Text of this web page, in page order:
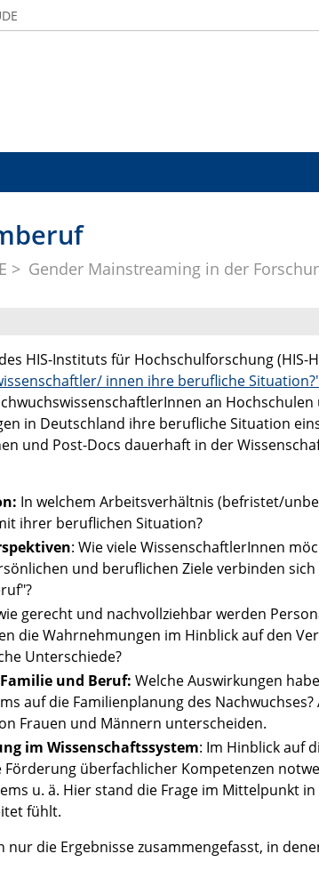
Gender Mainstreaming in der
HIS-Instituts für Hochschulforschung (HIS-
innen ihre berufliche
an
in Deutschland ihre berufliche Situation
und Post-Docs dauerhaft in der
In welchem Arbeitsverhältnis (befristet/
ihrer beruflichen Situation?
: Wie viele WissenschaftlerInnen
und beruflichen Ziele verbinden
gerecht und nachvollziehbar werden
die Wahrnehmungen im Hinblick auf den
Unterschiede?
und Beruf: Welche Auswirkungen
auf die Familienplanung des
Frauen und Männern unterscheiden.
im Wissenschaftssystem: Im Hinblick auf
Förderung überfachlicher Kompetenzen
u. ä. Hier stand die Frage im Mittelpunkt
fühlt.
nur die Ergebnisse zusammengefasst, in